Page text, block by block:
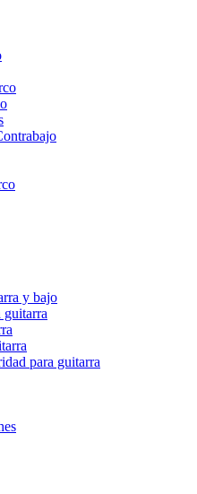
y bajo
guitarra
para guitarra